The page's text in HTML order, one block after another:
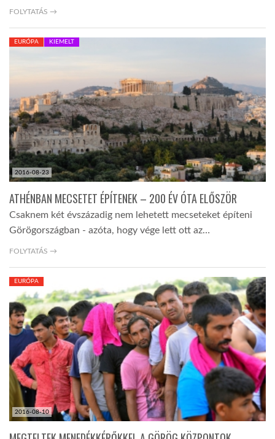
FOLYTATÁS →
2016-08-23
EURÓPA KIEMELT
ATHÉNBAN MECSETET ÉPÍTENEK – 200 ÉV ÓTA ELŐSZÖR
Csaknem két évszázadig nem lehetett mecseteket építeni
Görögországban - azóta, hogy vége lett ott az…
FOLYTATÁS →
2016-08-10
EURÓPA